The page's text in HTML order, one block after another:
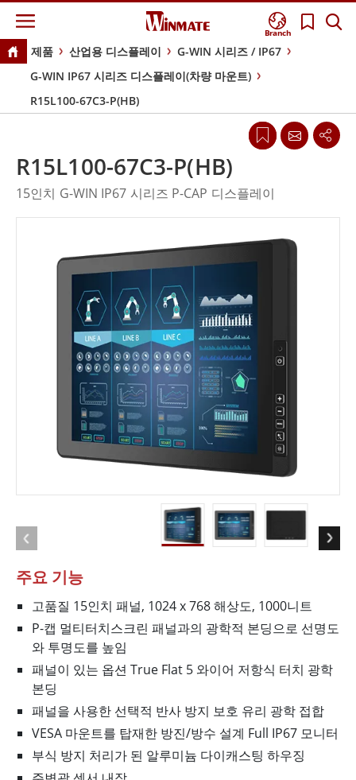
Branch
제품 산업용 디스플레이
G-WIN 시리즈 / IP67
G-WIN IP67 시리즈 디스플레이(차량 마운트)
R15L100-67C3-P(HB)
주요 기능
고품질 15인치 패널, 1024 x 768 해상도, 1000니트
P-캡 멀티터치스크린 패널과의 광학적 본딩으로 선명도
와 투명도를 높임
패널이 있는 옵션 True Flat 5 와이어 저항식 터치 광학
본딩
패널을 사용한 선택적 반사 방지 보호 유리 광학 접합
VESA 마운트를 탑재한 방진/방수 설계 Full IP67 모니터
부식 방지 처리가 된 알루미늄 다이캐스팅 하우징
R15L100-67C3-P(HB)
15인치 G-WIN IP67 시리즈 P-CAP 디스플레이